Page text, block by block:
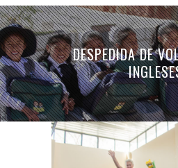
DESPEDIDA DE